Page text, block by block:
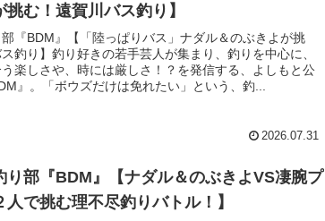
挑む！遠賀川バス釣り】
『BDM』【「陸っぱりバス」ナダル＆のぶきよが挑
釣り】釣り好きの若手芸人が集まり、釣りを中心に、
楽しさや、時には厳しさ！？を発信する、よしもと公
』。「ボウズだけは免れたい」という、釣...
2026.07.31
り部『BDM』【ナダル＆のぶきよVS凄腕プ
人で挑む理不尽釣りバトル！】